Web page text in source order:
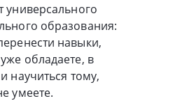
универсального
образования:
навыки,
обладаете, в
научиться тому,
умеете.